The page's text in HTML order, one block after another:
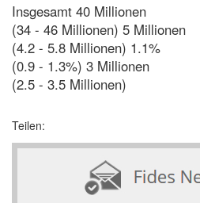
Insgesamt 40 Millionen
(34 - 46 Millionen) 5 Millionen
(4.2 - 5.8 Millionen) 1.1%
(0.9 - 1.3%) 3 Millionen
(2.5 - 3.5 Millionen)
Teilen: